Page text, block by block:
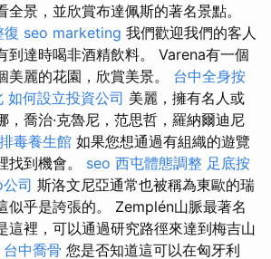
景，並欣賞布達佩斯的著名景點。
復 seo marketing 我們歡迎我們的客人
到達時喝非酒精飲料。 Varena有一個
美麗的花園，欣賞美景。 台中全身按
如何設立投資公司 美麗，擁有名人或
，喬治·克魯尼，范思哲，羅納爾迪尼
毒養生館 如果您想通過有組織的遊覽
找到機會。 seo 西屯體態調整 足底按
司 斯洛文尼亞通常也被稱為東歐的瑞
似乎是誇張的。 Zemplén山脈最著名
這裡，可以通過研究路徑來達到梅吉山
台中喬骨 您是否知道這可以在匈牙利